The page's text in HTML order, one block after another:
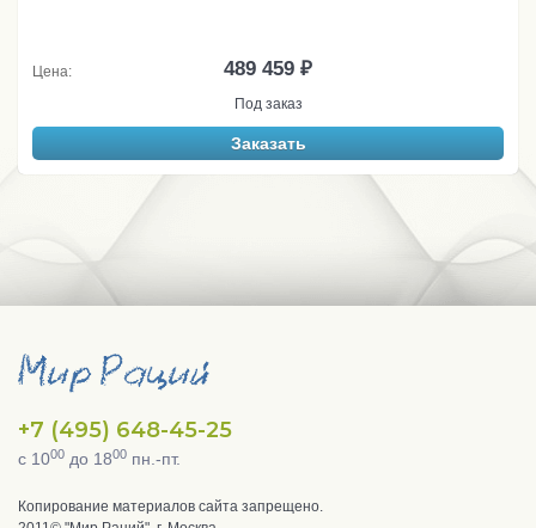
Цена: 489 459 ₽
Под заказ
Заказать
+7 (495) 648-45-25
с 1000 до 1800 пн.-пт.
Копирование материалов сайта запрещено.